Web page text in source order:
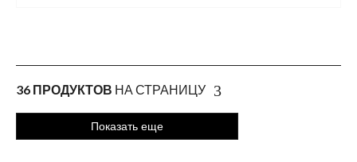
36 ПРОДУКТОВ НА СТРАНИЦУ
Показать еще